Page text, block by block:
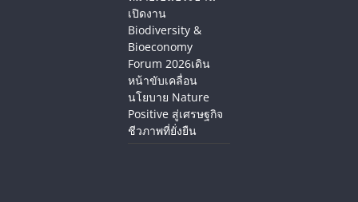
เปิดงาน
Biodiversity &
Bioeconomy
Forum 2026เดิน
หน้าขับเคลื่อน
นโยบาย Nature
Positive สู่เศรษฐกิจ
ชีวภาพที่ยั่งยืน